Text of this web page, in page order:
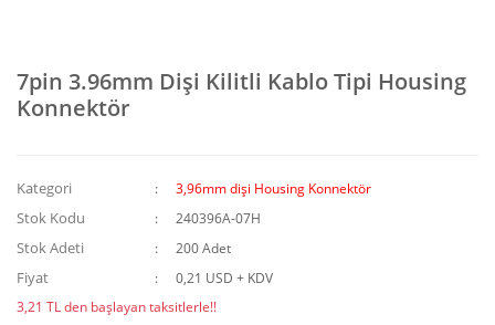
7pin 3.96mm Dişi Kilitli Kablo Tipi Housing
Konnektör
Kategori 3,96mm dişi Housing Konnektör
Stok Kodu 240396A-07H
Stok Adeti 200 Adet
Fiyat
0,21 USD + KDV
3,21 TL den başlayan taksitlerle!!